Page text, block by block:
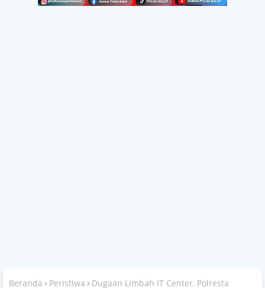
Beranda Peristiwa
Dugaan Limbah IT Center, Polresta